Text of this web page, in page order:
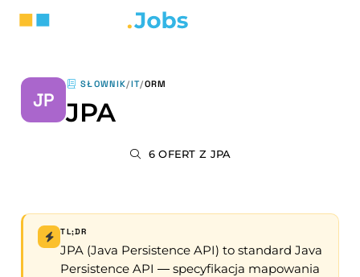
JP
SŁOWNIK/IT/ORM
JPA
6 OFERT Z JPA
TL;DR
JPA (Java Persistence API) to standard Java
Persistence API — specyfikacja mapowania